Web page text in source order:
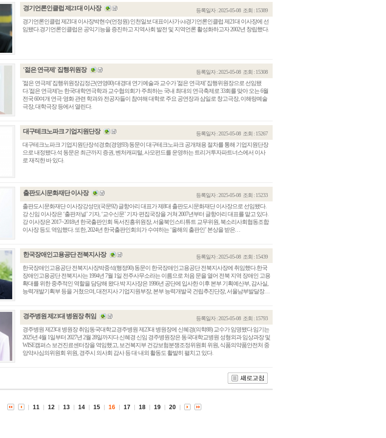
총동창회 소식
모교 소식
동창회보
영상갤러리
동문동정
동국의 창
이달의 시
회관건립기금 기부자
장학발전기금 기부자
공지사항
연락처 수정
동국의료원 혜택
경기언론인클럽 제21대 이사장 등록일자 : 2025-05-08 조회 : 15389
경기언론인클럽 제21대 이사장박현수(언정원) 인천일보 대표이사가 ㈔경기언론인클럽 제21대 이사장에 선
임됐다.경기언론인클럽은 공익기능을 증진하고 지역사회 발전 및 지역언론 활성화하고자 2002년 창립했다.
'젊은 연극제' 집행위원장 등록일자 : 2025-05-08 조회 : 15308
'젊은 연극제' 집행위원장김정근(연영00) 대경대 연기예술과 교수가 '젊은 연극제' 집행위원장으로 선임됐
다.'젊은 연극제'는 한국대학연극학과 교수협의회가 주최하는 국내 최대의 연극축제로 33회를 맞아 오는 6월
전국 60여개 연극·영화 관련 학과와 전공자들이 참여해 대학로 주요 공연장과 삼일로 창고극장, 이해랑예술
극장, 대학극장 등에서 열린다.
대구테크노파크 기업지원단장 등록일자 : 2025-05-08 조회 : 15267
대구테크노파크 기업지원단장석경호(경영93) 동문이 대구테크노파크 공개채용 절차를 통해 기업지원단장
으로 내정됐다.석 동문은 최근까지 증권, 벤처캐피털, 사모펀드를 운영하는 트리거투자파트너스에서 이사
로 재직한 바 있다.
출판도시문화재단 이사장 등록일자 : 2025-05-08 조회 : 15233
출판도시문화재단 이사장강성민(국문92) 글항아리 대표가 제8대 출판도시문화재단 이사장으로 선임됐다.
강 신임 이사장은 ‘출판저널’ 기자, ‘교수신문’ 기자·편집국장을 거쳐 2007년부터 글항아리 대표를 맡고 있다.
강 이사장은 2017~2018년 한국출판인회 독서진흥위원장, 서울북인스티튜트 교무위원, 북소리사회협동조합
이사장 등도 역임했다. 또한, 2024년 한국출판인회의가 수여하는 ‘올해의 출판인’ 본상을 받은. . .
한국장애인고용공단 전북지사장 등록일자 : 2025-05-08 조회 : 15439
한국장애인고용공단 전북지사장박중석(행정90) 동문이 한국장애인고용공단 전북지사장에 취임했다.한국
장애인고용공단 전북지사는 1994년 7월 1일 전주사무소라는 이름으로 처음 문을 열어 전북 지역 장애인 고용
확대를 위한 중추적인 역할을 담당해 왔다.박 지사장은 1996년 공단에 입사한 이후 본부 기획예산부, 감사실,
능력개발기획부 등을 거쳤으며, 대전지사 기업지원부장, 본부 능력개발국 건립추진단장, 서울남부발달장. . .
경주병원 제23대 병원장 취임 등록일자 : 2025-05-08 조회 : 15793
경주병원 제23대 병원장 취임동국대학교경주병원 제23대 병원장에 신혜경(의학88) 교수가 임명됐다.임기는
2025년 4월 1일부터 2027년 2월 28일까지다.신혜경 신임 경주병원장은 동국대학교병원 성형외과 임상과장 및
WISE캠퍼스 보건진료센터장을 역임했고, 보건복지부 건강보험분쟁조정위원회 위원, 식품의약품안전처 중
앙약사심의위원회 위원, 경주시 의사회 감사 등 대·내외 활동도 활발히 펼치고 있다.
11 12 13 14 15 16 17 18 19 20